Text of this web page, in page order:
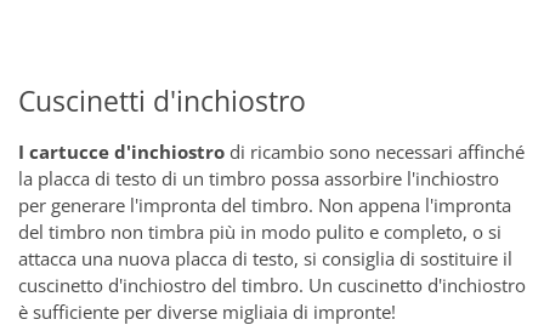
Cuscinetti d'inchiostro
I cartucce d'inchiostro di ricambio sono necessari affinché
la placca di testo di un timbro possa assorbire l'inchiostro
per generare l'impronta del timbro. Non appena l'impronta
del timbro non timbra più in modo pulito e completo, o si
attacca una nuova placca di testo, si consiglia di sostituire il
cuscinetto d'inchiostro del timbro. Un cuscinetto d'inchiostro
è sufficiente per diverse migliaia di impronte!